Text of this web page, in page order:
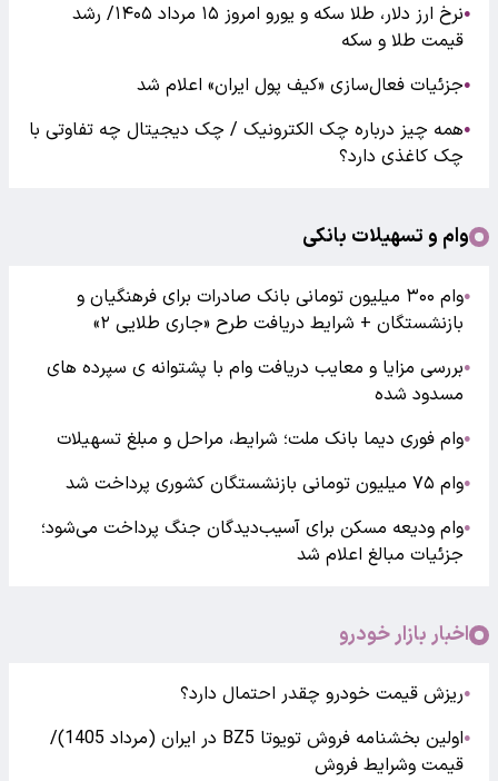
●
نرخ ارز دلار، طلا سکه و یورو امروز ۱۵ مرداد ۱۴۰۵/ رشد
قیمت طلا و سکه
●جزئیات فعال‌سازی «کیف پول ایران» اعلام شد
●همه چیز درباره چک الکترونیک / چک دیجیتال چه تفاوتی با
چک کاغذی دارد؟
وام و تسهیلات بانکی
●
وام ۳۰۰ میلیون تومانی بانک صادرات برای فرهنگیان و
بازنشستگان + شرایط دریافت طرح «جاری طلایی ۲»
●بررسی مزایا و معایب دریافت وام با پشتوانه ی سپرده های
مسدود شده
●وام فوری دیما بانک ملت؛ شرایط، مراحل و مبلغ تسهیلات
●وام ۷۵ میلیون تومانی بازنشستگان کشوری پرداخت شد
●وام ودیعه مسکن برای آسیب‌دیدگان جنگ پرداخت می‌شود؛
جزئیات مبالغ اعلام شد
اخبار بازار خودرو
●ریزش قیمت خودرو چقدر احتمال دارد؟
●
اولین بخشنامه فروش تویوتا BZ5 در ایران (مرداد 1405)/
قیمت وشرایط فروش